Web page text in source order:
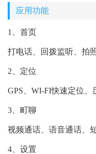
应用功能
1、首页
打电话、回拨监听、拍
2、定位
GPS、WI-FI快速定位、
3、町聊
视频通话、语音通话、
4、设置